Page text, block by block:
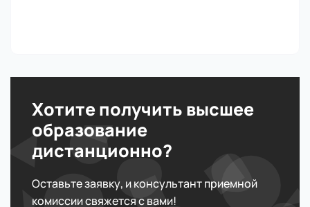
Хотите получить высшее
образование
дистанционно?
Оставьте заявку, и консультант приемной
комиссии свяжется с вами!